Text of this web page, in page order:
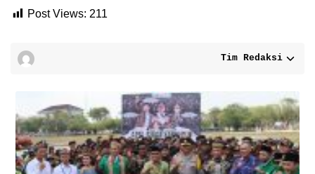
Post Views: 211
Tim Redaksi